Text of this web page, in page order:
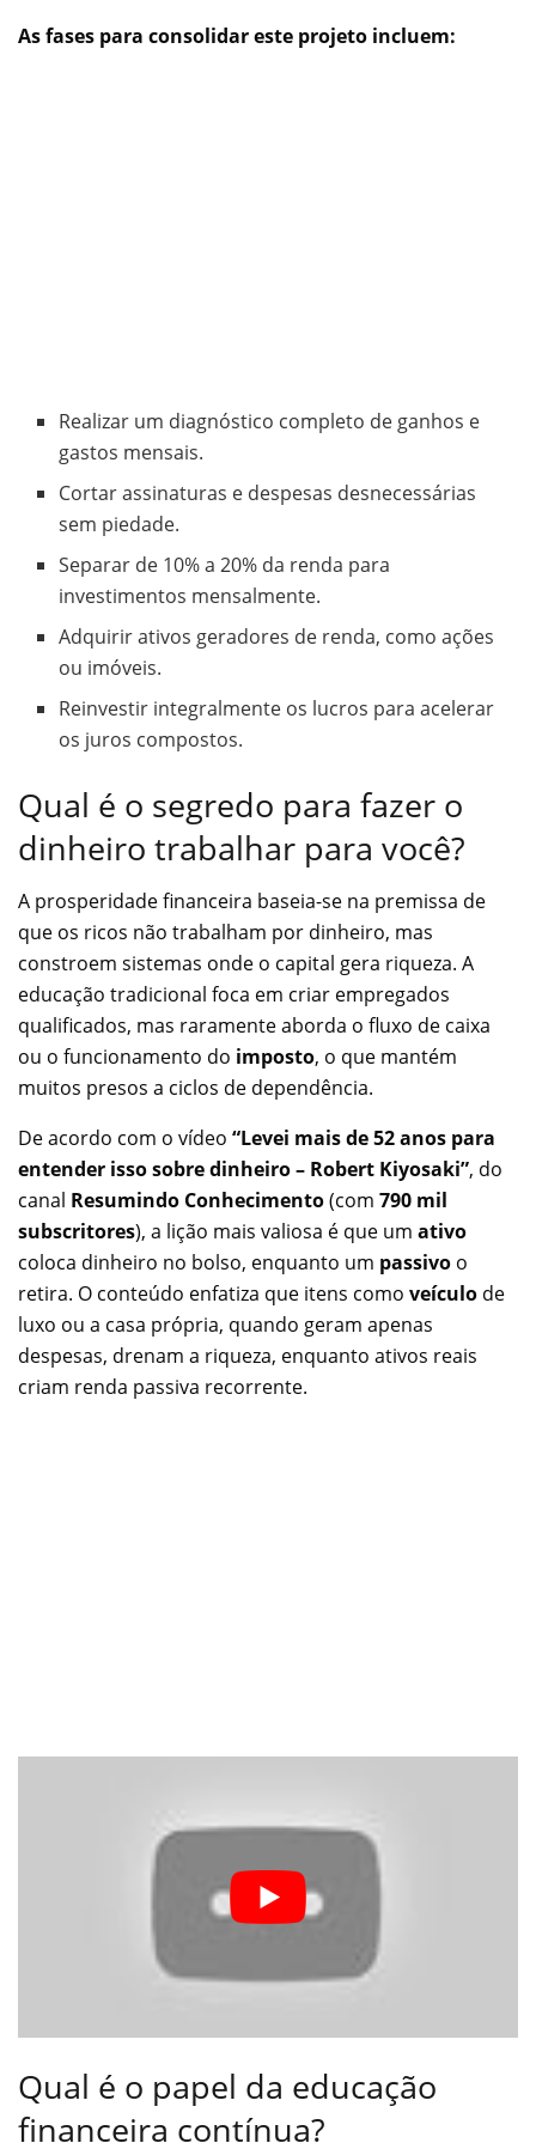
As fases para consolidar este projeto incluem:
Realizar um diagnóstico completo de ganhos e
gastos mensais.
Cortar assinaturas e despesas desnecessárias
sem piedade.
Separar de 10% a 20% da renda para
investimentos mensalmente.
Adquirir ativos geradores de renda, como ações
ou imóveis.
Reinvestir integralmente os lucros para acelerar
os juros compostos.
Qual é o segredo para fazer o
dinheiro trabalhar para você?
A prosperidade financeira baseia-se na premissa de
que os ricos não trabalham por dinheiro, mas
constroem sistemas onde o capital gera riqueza. A
educação tradicional foca em criar empregados
qualificados, mas raramente aborda o fluxo de caixa
ou o funcionamento do imposto, o que mantém
muitos presos a ciclos de dependência.
De acordo com o vídeo “Levei mais de 52 anos para
entender isso sobre dinheiro – Robert Kiyosaki”, do
canal Resumindo Conhecimento(com 790 mil
subscritores), a lição mais valiosa é que um ativo
coloca dinheiro no bolso, enquanto um passivo o
retira. O conteúdo enfatiza que itens como veículo de
luxo ou a casa própria, quando geram apenas
despesas, drenam a riqueza, enquanto ativos reais
criam renda passiva recorrente.
Qual é o papel da educação
financeira contínua?